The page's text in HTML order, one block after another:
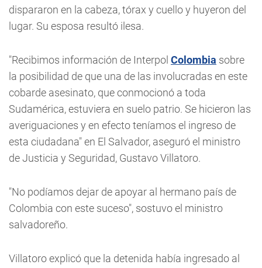
dispararon en la cabeza, tórax y cuello y huyeron del
lugar. Su esposa resultó ilesa.
"Recibimos información de Interpol Colombia sobre
la posibilidad de que una de las involucradas en este
cobarde asesinato, que conmocionó a toda
Sudamérica, estuviera en suelo patrio. Se hicieron las
averiguaciones y en efecto teníamos el ingreso de
esta ciudadana" en El Salvador, aseguró el ministro
de Justicia y Seguridad, Gustavo Villatoro.
"No podíamos dejar de apoyar al hermano país de
Colombia con este suceso", sostuvo el ministro
salvadoreño.
Villatoro explicó que la detenida había ingresado al